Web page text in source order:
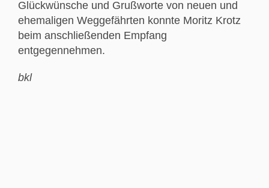
Glückwünsche und Grußworte von neuen und
ehemaligen Weggefährten konnte Moritz Krotz
beim anschließenden Empfang
entgegennehmen.
bkl